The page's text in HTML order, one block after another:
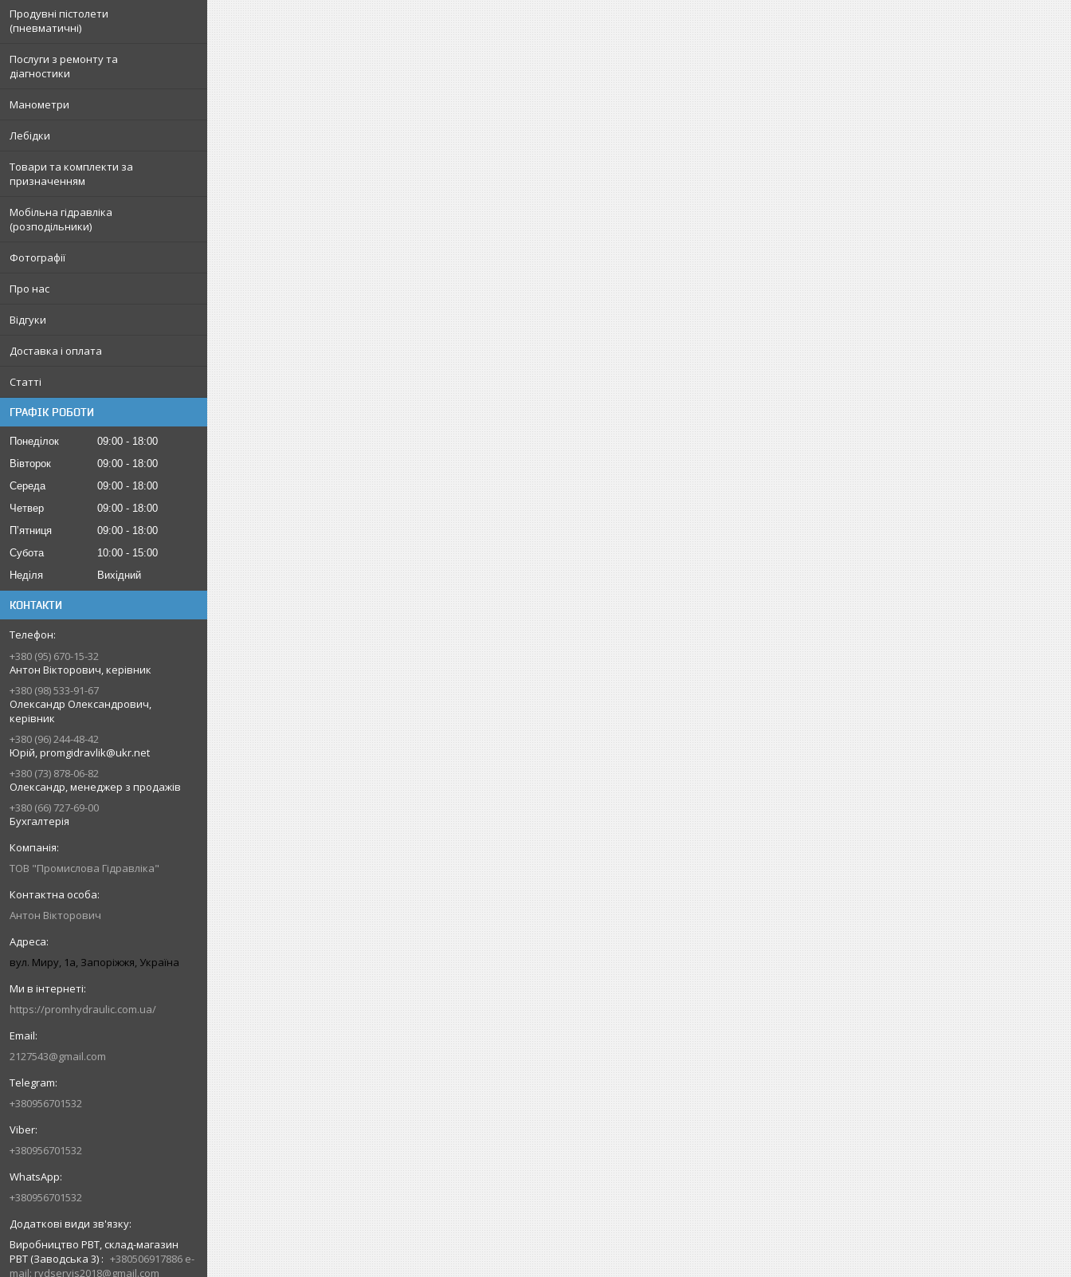
Продувні пістолети
(пневматичні)
Послуги з ремонту та
діагностики
Манометри
Лебідки
Товари та комплекти за
призначенням
Мобільна гідравліка
(розподільники)
Фотографії
Про нас
Відгуки
Доставка і оплата
Статті
ГРАФІК РОБОТИ
Понеділок 09:00
18:00
Вівторок
09:00
18:00
Середа
09:00
18:00
Четвер
09:00
18:00
Пʼятниця
09:00
18:00
Субота
10:00
15:00
Неділя
Вихідний
КОНТАКТИ
+380 (95) 670-15-32
Антон Вікторович, керівник
+380 (98) 533-91-67
Олександр Олександрович,
керівник
+380 (96) 244-48-42
Юрій, promgidravlik@ukr.net
+380 (73) 878-06-82
Олександр, менеджер з продажів
+380 (66) 727-69-00
Бухгалтерія
ТОВ "Промислова Гідравліка"
Антон Вікторович
вул. Миру, 1а, Запоріжжя, Україна
https://promhydraulic.com.ua/
2127543@gmail.com
+380956701532
+380956701532
+380956701532
Виробництво РВТ, склад-магазин
РВТ (Заводська 3)
+380506917886 e-
mail: rvdservis2018@gmail.com